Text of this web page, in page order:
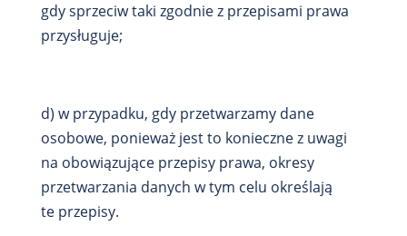
gdy sprzeciw taki zgodnie z przepisami prawa
przysługuje;
d) w przypadku, gdy przetwarzamy dane
osobowe, ponieważ jest to konieczne z uwagi
na obowiązujące przepisy prawa, okresy
przetwarzania danych w tym celu określają
te przepisy.